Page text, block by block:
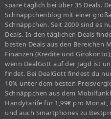
spare täglich bei über 35 Deals.
Schnäppchenblog mit einer
Schnäppchen. Seit 2009 sind es
Deals. In den täglichen Deals
besten Deals aus den Bereichen
Finanzen (Kredite und
wenn DealGott auf der Jagd ist
findet. Bei DealGott findest du
10% unter dem besten
Schnäppchen aus dem
Handytarife für 1,99€ pro
und auch Smartphones zu